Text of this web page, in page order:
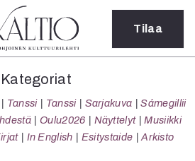
Kategoriat
Teatteri
Tanssi
Tilaa
Kategoriat
Tanssi Tanssi Sarjakuva
Sámegillii
Oulu2026 Näyttelyt
Musiikki
In English Esitystaide Arkisto